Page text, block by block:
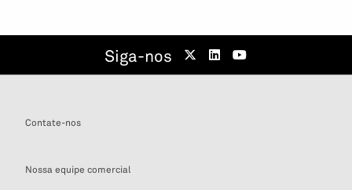
Siga-nos
Contate-nos
Nossa equipe comercial